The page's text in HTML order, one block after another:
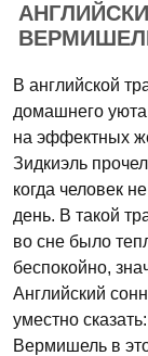
В английской
домашнего
на эффектных
Зидкиэль
когда человек
день. В такой
во сне было
беспокойно,
Английский
уместно
Вермишель в